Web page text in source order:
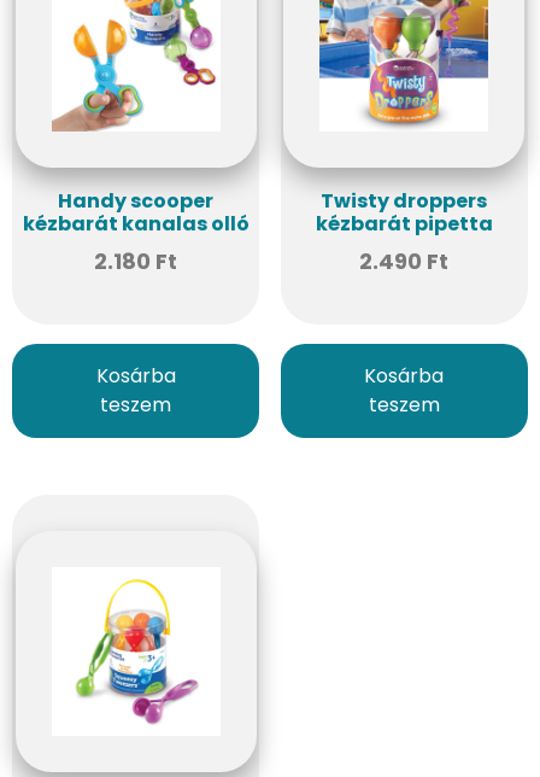
Handy scooper
kézbarát kanalas olló
2.180 Ft
Kosárba
teszem
Twisty droppers
kézbarát pipetta
2.490 Ft
Kosárba
teszem